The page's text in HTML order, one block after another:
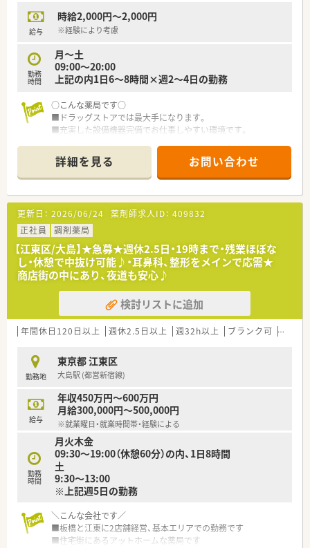
給与
時給2,000円～2,000円
※経験により考慮
勤務
時間
月～土
09:00～20:00
上記の内1日6～8時間×週2～4日の勤務
○こんな薬局です○
■ドラッグストアでは最大手になります。
■充実した設備機器完備でお仕事しやすい環境です。
○こんな方にオススメです○
■小さいお子様がいる方・扶養枠勤務希望の方
■限られた時間でお仕事をお探しの方
詳細を見る お問い合わせ
更新日： 2026/06/24 薬剤師求人ID： 409832
正社員
調剤薬局
【江東区/大島】★急募★週休2.5日・19時まで・残業ほぼな
し・休憩で中抜け可能♪・耳鼻科、整形をメインで応需★
商店街の中にあり、夜道も安心♪
検討リストに追加
年間休日120日以上 週休2.5日以上 週32h以上 ブランク可 残業
勤務地
東京都 江東区
大島駅 (都営新宿線)
給与
年収450万円～600万円
月給300,000円～500,000円
※就業曜日・就業時間帯・経験による
勤務
時間
月火木金
09:30～19:00（休憩60分）の内、1日8時間
土
9:30～13:00
※上記週5日の勤務
＼こんな会社です／
■板橋と江東に2店舗経営、基本エリアでの勤務です
■住宅街にあるアットホームな薬局です